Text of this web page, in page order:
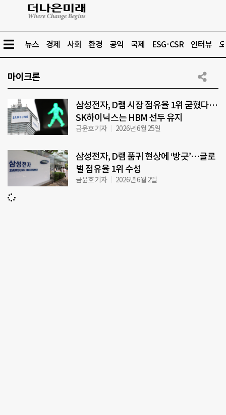
뉴스 경제 사회 환경 공익 국제 ESG·CSR 인터뷰
마이크론
삼성전자, D램 시장 점유율 1위 굳혔다…
SK하이닉스는 HBM 선두 유지
금윤호 기자 2026년 6월 25일
삼성전자, D램 품귀 현상에 ‘방긋’…글로
벌 점유율 1위 수성
금윤호 기자 2026년 6월 2일